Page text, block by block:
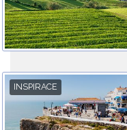
INSPIRACE